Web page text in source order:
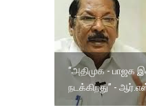
“அதிமுக - பாஜக
நடக்கிறது” -